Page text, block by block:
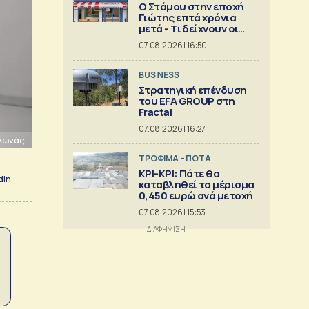
Ο Στάμου στην εποχή
Γιώτης επτά χρόνια
μετά - Τι δείχνουν οι
αριθμοί
07.08.2026 | 16:50
BUSINESS
Στρατηγική επένδυση
του EFA GROUP στη
Fractal
07.08.2026 | 16:27
ΤΡΟΦΙΜΑ – ΠΟΤΑ
ΚΡΙ-ΚΡΙ: Πότε θα
καταβληθεί το μέρισμα
0,450 ευρώ ανά μετοχή
07.08.2026 | 15:53